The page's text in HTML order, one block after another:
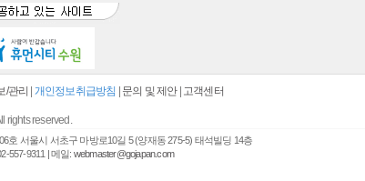
/관리 개인정보취급방침 문의 및 제안| 고객센터
rights reserved.
호 서울시 서초구 마방로10길 5 (양재동 275-5) 태석빌딩 14층
557-9311 | 메일: webmaster@gojapan.com